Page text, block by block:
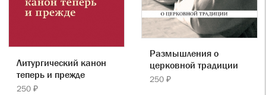
Литургический канон
теперь и прежде
250 ₽
Размышления о
церковной традиции
250 ₽